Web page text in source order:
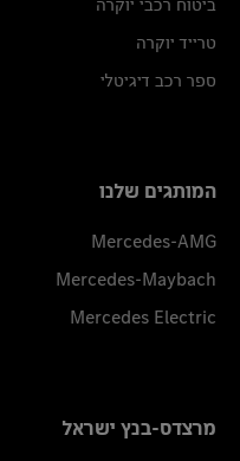
טרייד יוקרה
ספר רכב דיגיטלי
המותגים שלנו
Mercedes-AMG
Mercedes-Maybach
Mercedes Electric
מרצדס-בנץ ישראל